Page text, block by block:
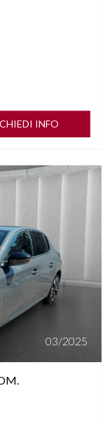
INFO
03/2025